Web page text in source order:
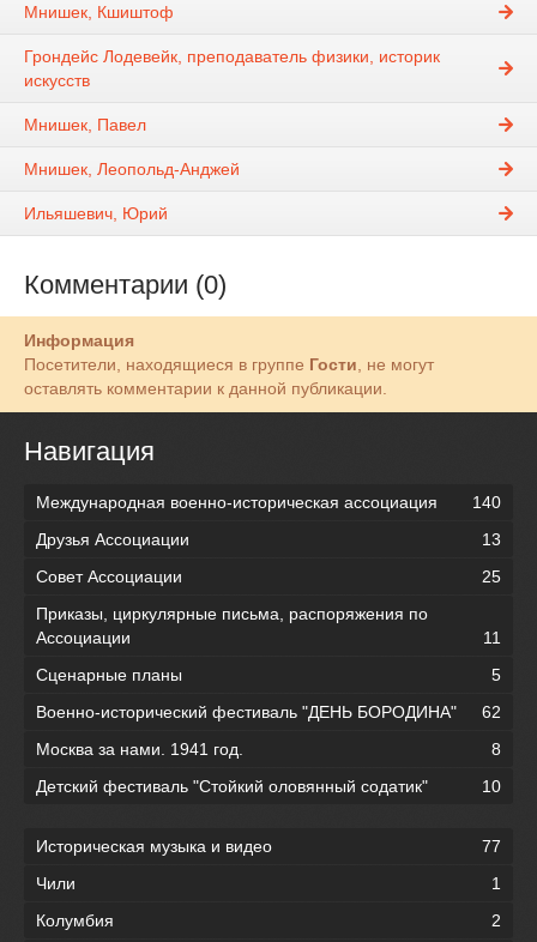
Мнишек, Кшиштоф
Грондейс Лодевейк, преподаватель физики, историк
искусств
Мнишек, Павел
Мнишек, Леопольд-Анджей
Ильяшевич, Юрий
Комментарии (0)
Информация
Посетители, находящиеся в группе Гости, не могут
оставлять комментарии к данной публикации.
Навигация
Международная военно-историческая ассоциация
140
Друзья Ассоциации
13
Совет Ассоциации
25
Приказы, циркулярные письма, распоряжения по
Ассоциации
11
Сценарные планы
5
Военно-исторический фестиваль "ДЕНЬ БОРОДИНА"
62
Москва за нами. 1941 год.
8
Детский фестиваль "Стойкий оловянный содатик"
10
Историческая музыка и видео
77
Чили
1
Колумбия
2